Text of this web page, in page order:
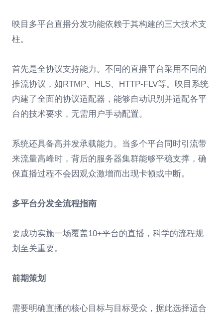
映目多平台直播分发功能依赖于其构建的三大技术支
柱。
首先是全协议支持能力。不同的直播平台采用不同的
推流协议，如RTMP、HLS、HTTP-FLV等。映目系统
内建了全面的协议适配器，能够自动识别并适配各平
台的技术要求，无需用户手动配置。
系统还具备高并发承载能力。当多个平台同时引流带
来流量高峰时，背后的服务器集群能够平稳支撑，确
保直播过程不会因观众激增而出现卡顿或中断。
多平台分发全流程指南
要成功实施一场覆盖10+平台的直播，科学的流程规
划至关重要。
前期策划
需要明确直播的核心目标与目标受众，据此选择适合